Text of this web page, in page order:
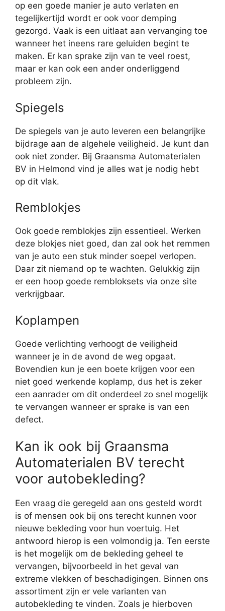
op een goede manier je auto verlaten en
tegelijkertijd wordt er ook voor demping
gezorgd. Vaak is een uitlaat aan vervanging toe
wanneer het ineens rare geluiden begint te
maken. Er kan sprake zijn van te veel roest,
maar er kan ook een ander onderliggend
probleem zijn.
Spiegels
De spiegels van je auto leveren een belangrijke
bijdrage aan de algehele veiligheid. Je kunt dan
ook niet zonder. Bij Graansma Automaterialen
BV in Helmond vind je alles wat je nodig hebt
op dit vlak.
Remblokjes
Ook goede remblokjes zijn essentieel. Werken
deze blokjes niet goed, dan zal ook het remmen
van je auto een stuk minder soepel verlopen.
Daar zit niemand op te wachten. Gelukkig zijn
er een hoop goede rembloksets via onze site
verkrijgbaar.
Koplampen
Goede verlichting verhoogt de veiligheid
wanneer je in de avond de weg opgaat.
Bovendien kun je een boete krijgen voor een
niet goed werkende koplamp, dus het is zeker
een aanrader om dit onderdeel zo snel mogelijk
te vervangen wanneer er sprake is van een
defect.
Kan ik ook bij Graansma
Automaterialen BV terecht
voor autobekleding?
Een vraag die geregeld aan ons gesteld wordt
is of mensen ook bij ons terecht kunnen voor
nieuwe bekleding voor hun voertuig. Het
antwoord hierop is een volmondig ja. Ten eerste
is het mogelijk om de bekleding geheel te
vervangen, bijvoorbeeld in het geval van
extreme vlekken of beschadigingen. Binnen ons
assortiment zijn er vele varianten van
autobekleding te vinden. Zoals je hierboven